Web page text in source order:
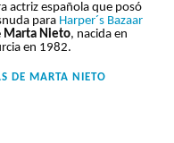
actriz española que posó
para Harper´s Bazaar
Marta Nieto, nacida en
en 1982.
DE MARTA NIETO